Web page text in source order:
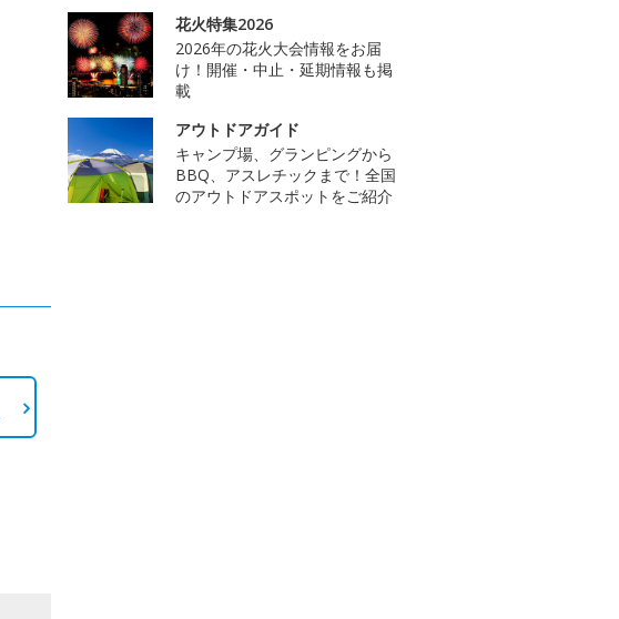
花火特集2026
2026年の花火大会情報をお届
け！開催・中止・延期情報も掲
載
アウトドアガイド
キャンプ場、グランピングから
BBQ、アスレチックまで！全国
のアウトドアスポットをご紹介